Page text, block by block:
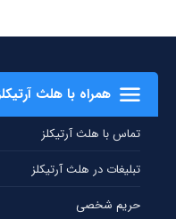
همراه با هلث
تماس با هلث آرتیکلز
تبلیغات در هلث آرتیکلز
حریم شخصی